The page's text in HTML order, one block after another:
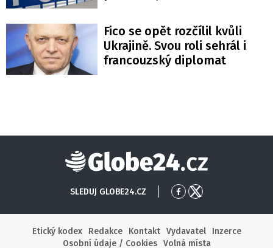
Fico se opět rozčílil kvůli
Ukrajině. Svou roli sehrál i
francouzský diplomat
Globe24
SLEDUJ GLOBE24.CZ
Přejít
Facebook
Přejít
X
Etický kodex
Redakce Kontakt Vydavatel
Inzerce
Osobní údaje / Cookies
Volná místa